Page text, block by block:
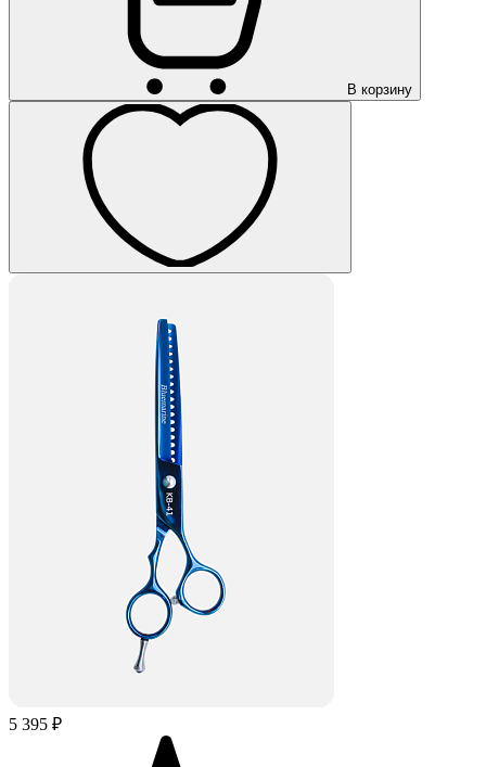
В корзину
5 395 ₽